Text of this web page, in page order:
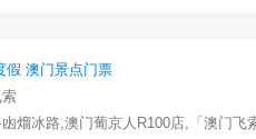
假 澳门景点门票
熘冰路,澳门葡京人R100店,「澳门飞